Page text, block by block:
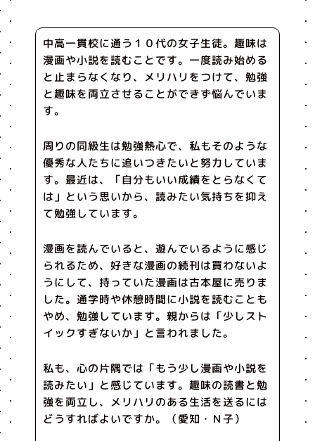
中高一貫校に通う１０代の女子生徒。趣味は
漫画や小説を読むことです。一度読み始める
と止まらなくなり、メリハリをつけて、勉強
と趣味を両立させることができず悩んでいま
す。
周りの同級生は勉強熱心で、私もそのような
優秀な人たちに追いつきたいと努力していま
す。最近は、「自分もいい成績をとらなくて
は」という思いから、読みたい気持ちを抑え
て勉強しています。
漫画を読んでいると、遊んでいるように感じ
られるため、好きな漫画の続刊は買わないよ
うにして、持っていた漫画は古本屋に売りま
した。通学時や休憩時間に小説を読むことも
やめ、勉強しています。親からは「少しスト
イックすぎないか」と言われました。
私も、心の片隅では「もう少し漫画や小説を
読みたい」と感じています。趣味の読書と勉
強を両立し、メリハリのある生活を送るには
どうすればよいですか。（愛知・Ｎ子）